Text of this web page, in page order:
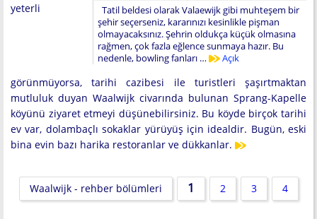
Tatil beldesi olarak Valaewijk gibi muhteşem bir
şehir seçerseniz, kararınızı kesinlikle pişman
olmayacaksınız. Şehrin oldukça küçük olmasına
rağmen, çok fazla eğlence sunmaya hazır. Bu
nedenle, bowling fanları …
Açık
yeterli
görünmüyorsa, tarihi cazibesi ile turistleri şaşırtmaktan
mutluluk duyan Waalwijk civarında bulunan Sprang-Kapelle
köyünü ziyaret etmeyi düşünebilirsiniz. Bu köyde birçok tarihi
ev var, dolambaçlı sokaklar yürüyüş için idealdir. Bugün, eski
bina evin bazı harika restoranlar ve dükkanlar.
Waalwijk - rehber bölümleri 1 2 3 4